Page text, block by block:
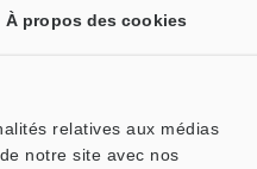
À propos des cookies
relatives aux médias
notre site avec nos